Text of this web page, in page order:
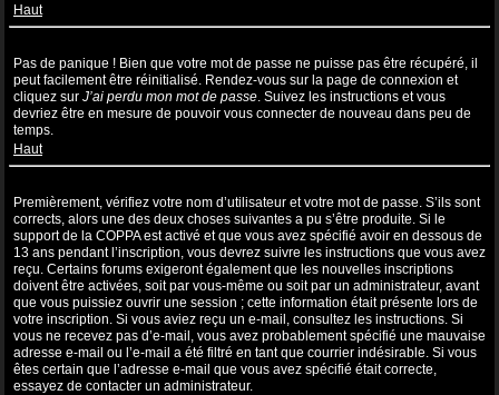
Haut
Pas de panique ! Bien que votre mot de passe ne puisse pas être récupéré, il
peut facilement être réinitialisé. Rendez-vous sur la page de connexion et
cliquez sur J’ai perdu mon mot de passe. Suivez les instructions et vous
devriez être en mesure de pouvoir vous connecter de nouveau dans peu de
temps.
Haut
Premièrement, vérifiez votre nom d’utilisateur et votre mot de passe. S’ils sont
corrects, alors une des deux choses suivantes a pu s’être produite. Si le
support de la COPPA est activé et que vous avez spécifié avoir en dessous de
13 ans pendant l’inscription, vous devrez suivre les instructions que vous avez
reçu. Certains forums exigeront également que les nouvelles inscriptions
doivent être activées, soit par vous-même ou soit par un administrateur, avant
que vous puissiez ouvrir une session ; cette information était présente lors de
votre inscription. Si vous aviez reçu un e-mail, consultez les instructions. Si
vous ne recevez pas d’e-mail, vous avez probablement spécifié une mauvaise
adresse e-mail ou l’e-mail a été filtré en tant que courrier indésirable. Si vous
êtes certain que l’adresse e-mail que vous avez spécifié était correcte,
essayez de contacter un administrateur.